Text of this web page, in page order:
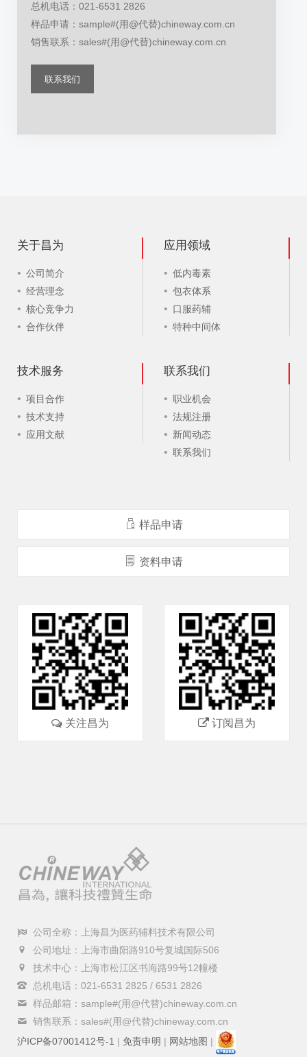
总机电话：021-6531 2826
样品申请：sample#(用@代替)chineway.com.cn
销售联系：sales#(用@代替)chineway.com.cn
联系我们
关于昌为
公司简介
经营理念
核心竞争力
合作伙伴
应用领域
低内毒素
包衣体系
口服药辅
特种中间体
技术服务
项目合作
技术支持
应用文献
联系我们
职业机会
法规注册
新闻动态
联系我们
样品申请
资料申请
关注昌为 订阅昌为
公司全称：上海昌为医药辅料技术有限公司
公司地址：上海市曲阳路910号复城国际506
技术中心：上海市松江区书海路99号12幢楼
总机电话：021-6531 2825 / 6531 2826
样品邮箱：sample#(用@代替)chineway.com.cn
销售联系：sales#(用@代替)chineway.com.cn
沪ICP备07001412号-1 | 免责申明 | 网站地图 |